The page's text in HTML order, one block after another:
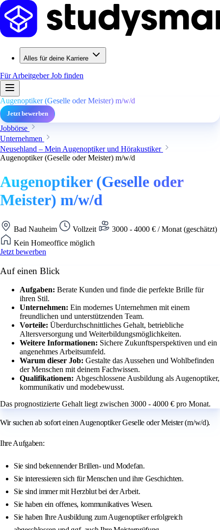
Alles für deine Karriere
Für ArbeitgeberJob finden
Augenoptiker (Geselle oder Meister) m/w/d
Jetzt bewerben
Jobbörse
Unternehmen
Neusehland – Mein Augenoptiker und Hörakustiker
Augenoptiker (Geselle oder Meister) m/w/d
Augenoptiker (Geselle oder
Meister) m/w/d
Bad Nauheim Vollzeit
3000 - 4000 € / Monat (geschätzt)
Kein Homeoffice möglich
Jetzt bewerben
Auf einen Blick
Aufgaben: Berate Kunden und finde die perfekte Brille für
ihren Stil.
Unternehmen: Ein modernes Unternehmen mit einem
freundlichen und unterstützenden Team.
Vorteile: Überdurchschnittliches Gehalt, betriebliche
Altersversorgung und Weiterbildungsmöglichkeiten.
Weitere Informationen: Sichere Zukunftsperspektiven und ein
angenehmes Arbeitsumfeld.
Warum dieser Job: Gestalte das Aussehen und Wohlbefinden
der Menschen mit deinem Fachwissen.
Qualifikationen: Abgeschlossene Ausbildung als Augenoptiker,
kommunikativ und modebewusst.
Das prognostizierte Gehalt liegt zwischen 3000 - 4000 € pro Monat.
Wir suchen ab sofort einen Augenoptiker Geselle oder Meister (m/w/d).
Ihre Aufgaben:
Sie sind bekennender Brillen- und Modefan.
Sie interessieren sich für Menschen und ihre Geschichten.
Sie sind immer mit Herzblut bei der Arbeit.
Sie haben ein offenes, kommunikatives Wesen.
Sie haben Ihre Ausbildung zum Augenoptiker erfolgreich